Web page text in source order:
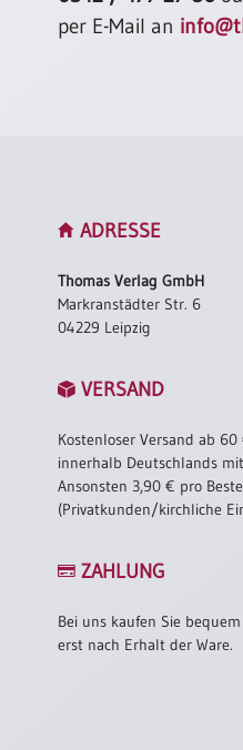
Einzelposter
Jahreslosung
Restbestände
Restbestände
Broschüren
Urkundenscheine
per E-Mail an
ADRESSE
Thomas Verlag GmbH
Markranstädter Str. 6
04229 Leipzig
VERSAND
Kostenloser Versand ab
innerhalb Deutschlands
Ansonsten 3,90 € pro
(Privatkunden/kirchliche
ZAHLUNG
Bei uns kaufen Sie
erst nach Erhalt der Ware.